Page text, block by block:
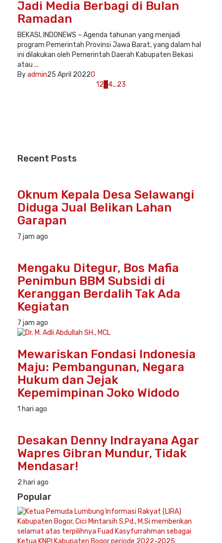
Jadi Media Berbagi di Bulan
Ramadan
BEKASI, INDONEWS – Agenda tahunan yang menjadi
program Pemerintah Provinsi Jawa Barat, yang dalam hal
ini dilakukan oleh Pemerintah Daerah Kabupaten Bekasi
atau ...
Byadmin25 April 20220
1234...23
Recent Posts
Oknum Kepala Desa Selawangi
Diduga Jual Belikan Lahan
Garapan
7 jam ago
Mengaku Ditegur, Bos Mafia
Penimbun BBM Subsidi di
Keranggan Berdalih Tak Ada
Kegiatan
7 jam ago
Mewariskan Fondasi Indonesia
Maju: Pembangunan, Negara
Hukum dan Jejak
Kepemimpinan Joko Widodo
1 hari ago
Desakan Denny Indrayana Agar
Wapres Gibran Mundur, Tidak
Mendasar!
2 hari ago
Popular